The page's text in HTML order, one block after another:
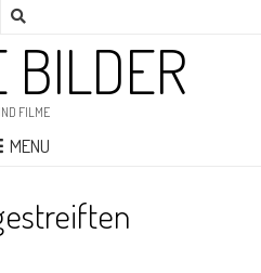
BILDER
FILME
MENU